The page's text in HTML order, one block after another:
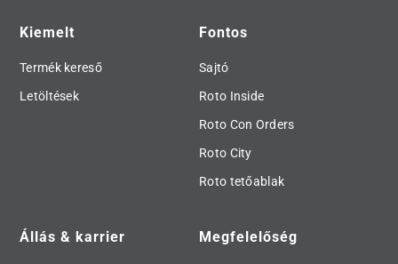
Kiemelt
Termék kereső
Letöltések
Fontos
Sajtó
Roto Inside
Roto Con Orders
Roto City
Roto tetőablak
Állás & karrier Megfelelőség